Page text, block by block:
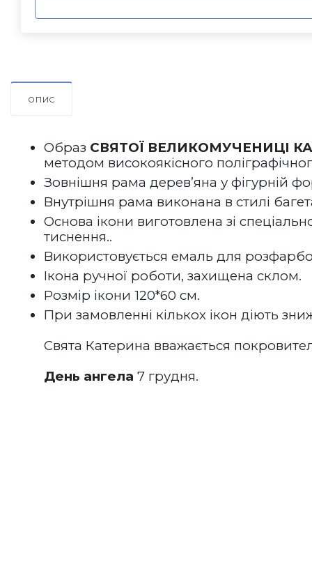
ОПИС
Образ СВЯТОЇ ВЕЛИКОМУЧЕНИЦІ
методом високоякісного
Зовнішня рама дерев’яна у фігурній
Внутрішня рама виконана в стилі
Основа ікони виготовлена зі
тиснення..
Використовується емаль для
Ікона ручної роботи, захищена склом.
Розмір ікони 120*60 см.
При замовленні кількох ікон діють
Свята Катерина вважається
День ангела 7 грудня.